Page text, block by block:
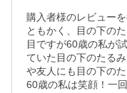
購入者様のレビュー
ともかく、目の下の
目ですが60歳の私が
ていた目の下のたる
や友人にも目の下の
60歳の私は笑顔！一